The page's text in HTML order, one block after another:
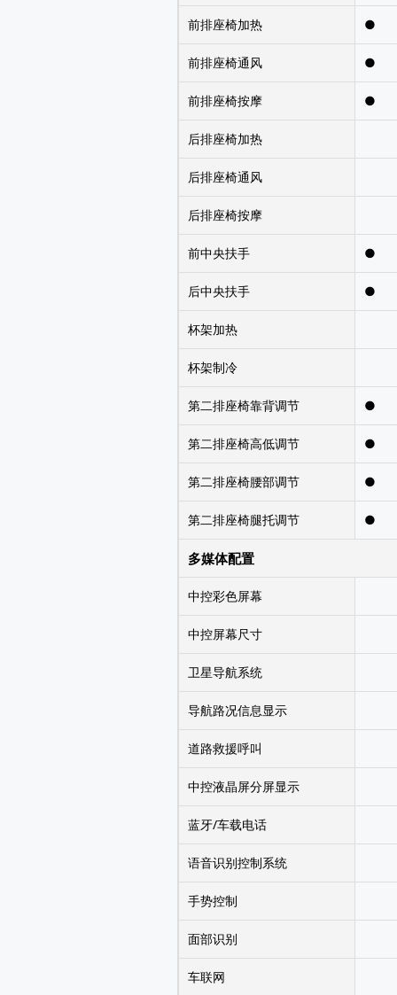
前排座椅加热 ●
前排座椅通风 ●
前排座椅按摩 ●
后排座椅加热
后排座椅通风
后排座椅按摩
前中央扶手 ●
后中央扶手 ●
杯架加热
杯架制冷
第二排座椅靠背调节 ●
第二排座椅高低调节 ●
第二排座椅腰部调节 ●
第二排座椅腿托调节 ●
多媒体配置
中控彩色屏幕
中控屏幕尺寸
卫星导航系统
导航路况信息显示
道路救援呼叫
中控液晶屏分屏显示
蓝牙/车载电话
语音识别控制系统
手势控制
面部识别
车联网